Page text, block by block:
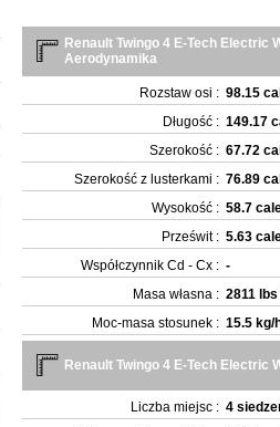
Renault Twingo 4 E-Tech Electric
Aerodynamika
Rozstaw osi : 98.15
Długość : 149.17
Szerokość : 67.72
Szerokość z lusterkami : 76.89
Wysokość : 58.7
Prześwit : 5.63
Współczynnik Cd - Cx : -
Masa własna : 2811 lbs
Moc-masa stosunek : 15.5 kg/
Renault Twingo 4 E-Tech Electric
Liczba miejsc : 4